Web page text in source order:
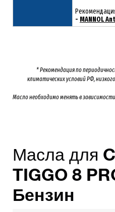
- MANNOL
* Рекомендация по
климатических условий РФ,
Масло необходимо менятьв
Масла для
TIGGO 8
Бензин